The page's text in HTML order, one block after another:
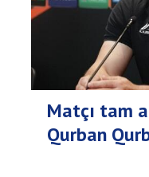
Matçı tam
Qurban